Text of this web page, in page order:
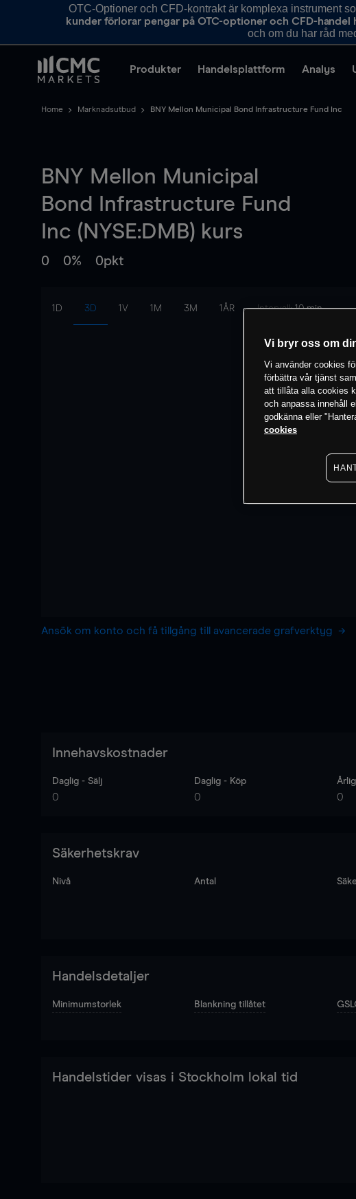
OTC-Optioner och CFD-kontrakt är komplexa instrument
kunder förlorar pengar på OTC-optioner och CFD-handel
och om du har råd
Produkter Handelsplattform Analys
Home Marknadsutbud BNY Mellon Municipal Bond Infrastructure Fund Inc
BNY Mellon Municipal
Bond Infrastructure Fund
Inc (NYSE:DMB) kurs
0 0% 0pkt
1D 3D 1V 1M 3M 1ÅR Intervall:10 min
Ansök om konto och få tillgång till avancerade grafverktyg
Innehavskostnader
Daglig - Sälj
0
Daglig - Köp
0 0
Säkerhetskrav
Nivå Antal
Handelsdetaljer
Minimumstorlek Blankning tillåtet
Handelstider visas i Stockholm lokal tid
Vi bryr oss om
Vi använder cookies
förbättra vår tjänst
att tillåta alla cookies
och anpassa innehåll
godkänna eller
cookies